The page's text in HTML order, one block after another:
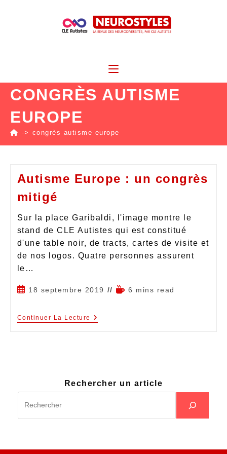
CONGRÈS AUTISME
EUROPE
-> congrès autisme europe
Autisme Europe : un congrès
mitigé
Sur la place Garibaldi, l'image montre le
stand de CLE Autistes qui est constitué
d'une table noir, de tracts, cartes de visite et
de nos logos. Quatre personnes assurent
le…
18 septembre 2019 6 mins read
Continuer La Lecture
Rechercher un article